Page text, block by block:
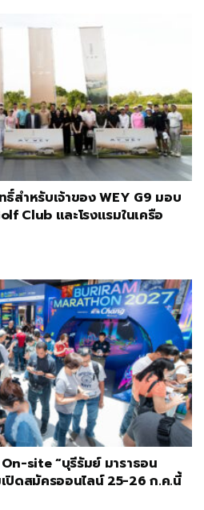
สำหรับเจ้าของ WEY G9 มอบ
Club และโรงแรมในเครือ
site “บุรีรัมย์ มาราธอน
ปิดสมัครออนไลน์ 25-26 ก.ค.นี้